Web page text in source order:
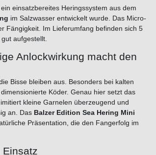
ein einsatzbereites Heringssystem aus dem
im Salzwasser entwickelt wurde. Das Micro-
Fängigkeit. Im Lieferumfang befinden sich 5
aufgestellt.
Anlockwirkung macht den
Bisse bleiben aus. Besonders bei kalten
Köder. Genau hier setzt das
kleine Garnelen überzeugend und
an. Das Balzer Edition Sea Hering Mini
Präsentation, die den Fangerfolg im
Einsatz